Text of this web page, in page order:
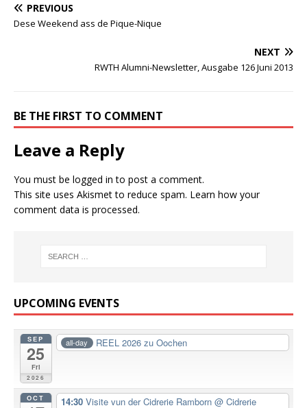
PREVIOUS
Dese Weekend ass de Pique-Nique
NEXT
RWTH Alumni-Newsletter, Ausgabe 126 Juni 2013
BE THE FIRST TO COMMENT
Leave a Reply
You must be logged in to post a comment.
This site uses Akismet to reduce spam. Learn how your
comment data is processed.
UPCOMING EVENTS
SEP
25
Fri
2026
all-day REEL 2026 zu Oochen
OCT 14:30 Visite vun der Cidrerie Ramborn @ Cidrerie